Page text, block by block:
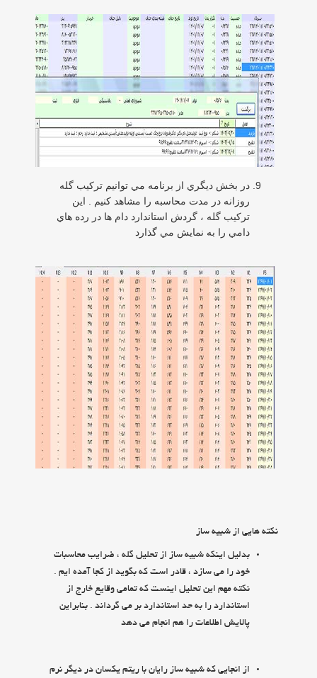
در بخش ديگري از برنامه مي توانيم تركيب گله
روزانه در مدت محاسبه را مشاهد كنيم . اين
تركيب گله ، گردش استاندارد دام ها در رده هاي
دامي را به نمايش مي گذارد
نكته هايي از شبيه ساز
بدليل اينكه شبيه ساز از تحليل گله ، ضرايب محاسبات
خود را مي سازد ، قادر است كه بگويد از كجا آمده ايم .
نكته مهم اين تحليل اينست كه تمامي وقايع خارج از
استاندارد را به حد استاندارد بر مي گرداند . بنابراين
پالايش اطلاعات را هم انجام مي دهد
از انجايي كه شبيه ساز رايان با ريتم يكسان در ديگر نرم